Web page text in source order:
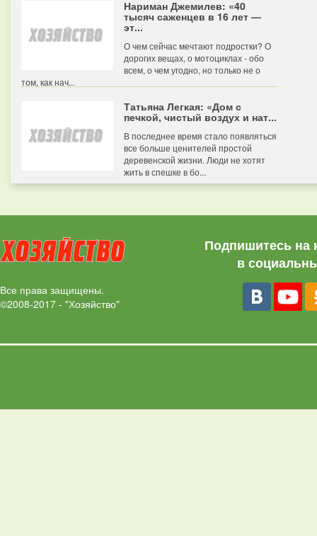
Нариман Джемилев: «40
тысяч саженцев в 16 лет —
эт...
О чем сейчас мечтают подростки? О
дорогих вещах, о мотоциклах - обо
всем, о чем угодно, но только не о
том, как нач...
Татьяна Легкая: «Дом с
печкой, чистый воздух и нат...
В последнее время стало появляться
все больше ценителей простой
деревенской жизни. Люди не хотят
жить в спешке в бо...
Все права защищены.
©2008-2017 - "Хозяйство"
Подпишитесь на
в